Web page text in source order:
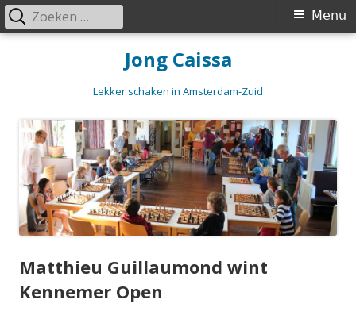
Jong Caissa
Lekker schaken in Amsterdam-Zuid
Primair
Menu
Zoeken
naar:
Matthieu Guillaumond wint
Kennemer Open